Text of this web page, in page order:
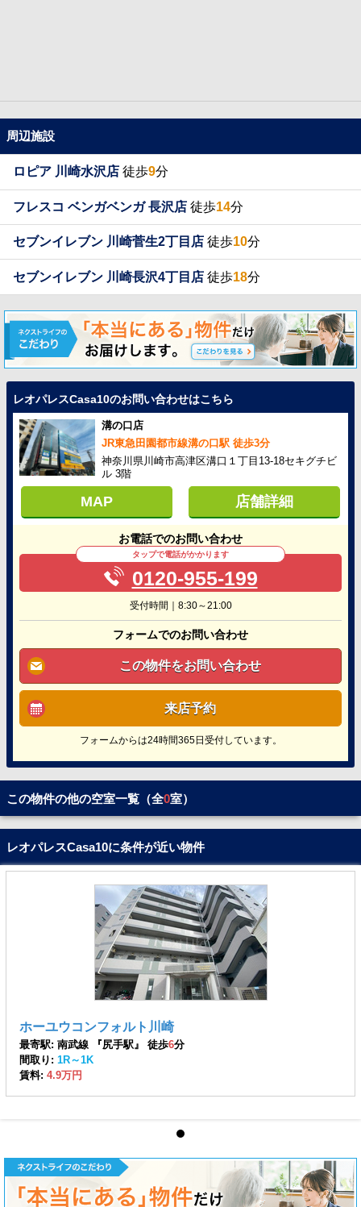
周辺施設
ロピア 川崎水沢店 徒歩9分
フレスコ ベンガベンガ 長沢店 徒歩14分
セブンイレブン 川崎菅生2丁目店 徒歩10分
セブンイレブン 川崎長沢4丁目店 徒歩18分
レオパレスCasa10のお問い合わせはこちら
溝の口店
JR東急田園都市線溝の口駅 徒歩3分
神奈川県川崎市高津区溝口１丁目13-18セキグチビ
ル 3階
MAP 店舗詳細
お電話でのお問い合わせ
タップで電話がかかります
0120-955-199
受付時間｜8:30～21:00
フォームでのお問い合わせ
この物件をお問い合わせ
来店予約
フォームからは24時間365日受付しています。
この物件の他の空室一覧（全0室）
レオパレスCasa10に条件が近い物件
ホーユウコンフォルト川崎
最寄駅: 南武線 『尻手駅』 徒歩6分
間取り: 1R～1K
賃料: 4.9万円